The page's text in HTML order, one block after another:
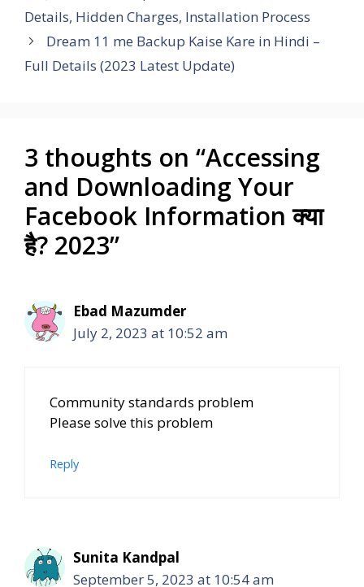
Details, Hidden Charges, Installation Process
Dream 11 me Backup Kaise Kare in Hindi –
Full Details (2023 Latest Update)
3 thoughts on “Accessing
and Downloading Your
Facebook Information क्या
है? 2023”
Ebad Mazumder
July 2, 2023 at 10:52 am
Community standards problem
Please solve this problem
Reply
Sunita Kandpal
September 5, 2023 at 10:54 am